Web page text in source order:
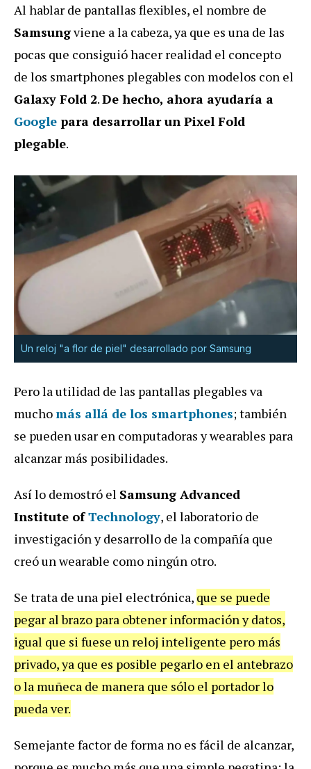
Al hablar de pantallas flexibles, el nombre de
Samsungviene a la cabeza, ya que es una de las
pocas que consiguió hacer realidad el concepto
de los smartphones plegables con modelos con el
Galaxy Fold 2.De hecho, ahora ayudaría a
Google para desarrollar un Pixel Fold
plegable.
Un reloj "a flor de piel" desarrollado por Samsung
Pero la utilidad de las pantallas plegables va
muchomás allá de los smartphones; también
se pueden usar en computadoras y wearables para
alcanzar más posibilidades.
Así lo demostró el Samsung Advanced
Institute ofTechnology, el laboratorio de
investigación y desarrollo de la compañía que
creó un wearable como ningún otro.
Se trata de una piel electrónica, que se puede
pegar al brazo para obtener información y datos,
igual que si fuese un reloj inteligente pero más
privado, ya que es posible pegarlo en el antebrazo
o la muñeca de manera que sólo el portador lo
pueda ver.
Semejante factor de forma no es fácil de alcanzar,